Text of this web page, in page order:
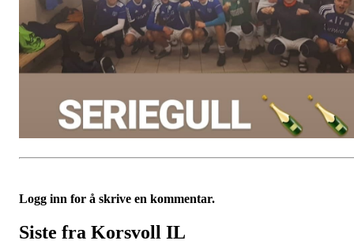
Logg inn for å skrive en kommentar.
Siste fra Korsvoll IL